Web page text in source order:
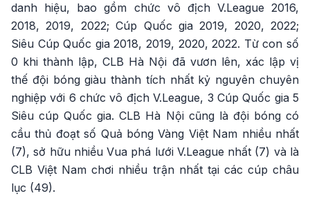
danh hiệu, bao gồm chức vô địch V.League 2016,
2018, 2019, 2022; Cúp Quốc gia 2019, 2020, 2022;
Siêu Cúp Quốc gia 2018, 2019, 2020, 2022. Từ con số
0 khi thành lập, CLB Hà Nội đã vươn lên, xác lập vị
thế đội bóng giàu thành tích nhất kỷ nguyên chuyên
nghiệp với 6 chức vô địch V.League, 3 Cúp Quốc gia 5
Siêu cúp Quốc gia. CLB Hà Nội cũng là đội bóng có
cầu thủ đoạt số Quả bóng Vàng Việt Nam nhiều nhất
(7), sở hữu nhiều Vua phá lưới V.League nhất (7) và là
CLB Việt Nam chơi nhiều trận nhất tại các cúp châu
lục (49).